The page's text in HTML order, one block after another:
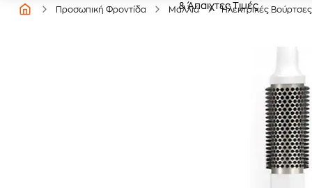
& Άπαιχτες Τιμές
Προσωπική Φροντίδα Μαλλιά Ηλεκτρικές Βούρτσες